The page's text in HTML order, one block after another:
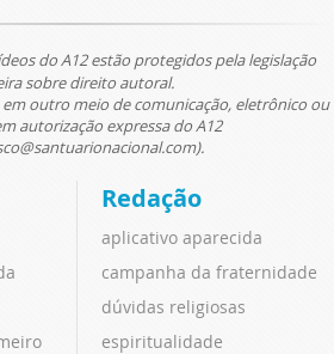
do A12 estão protegidos pela legislação
sobre direito autoral.
outro meio de comunicação, eletrônico ou
autorização expressa do A12
Redação
aplicativo aparecida
campanha da fraternidade
dúvidas religiosas
espiritualidade